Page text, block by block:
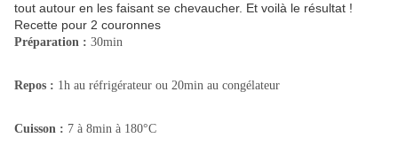
tout autour en les faisant se chevaucher. Et voilà le résultat !
Recette pour 2 couronnes
Préparation : 30min
Repos : 1h au réfrigérateur ou 20min au congélateur
Cuisson : 7 à 8min à 180°C